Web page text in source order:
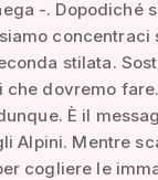
-. Dopodiché
stilata.
che dovremo
È il
Alpini. Mentre
cogliere le